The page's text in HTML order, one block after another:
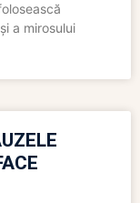
a mirosului